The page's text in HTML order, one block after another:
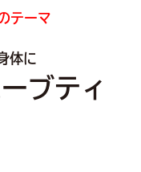
テーマ
体に
ブティ